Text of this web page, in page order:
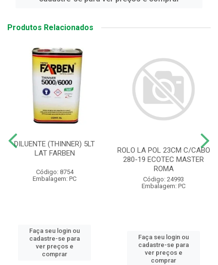
Produtos Relacionados
DILUENTE (THINNER) 5LT
LAT FARBEN
Código: 8754
Embalagem: PC
Faça seu login ou
cadastre-se para
ver preços e
comprar
ROLO LA POL 23CM C/CABO
280-19 ECOTEC MASTER
ROMA
Código: 24993
Embalagem: PC
Faça seu login ou
cadastre-se para
ver preços e
comprar